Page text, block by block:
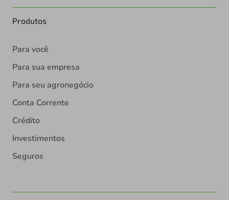
Produtos
Para você
Para sua empresa
Para seu agronegócio
Conta Corrente
Crédito
Investimentos
Seguros